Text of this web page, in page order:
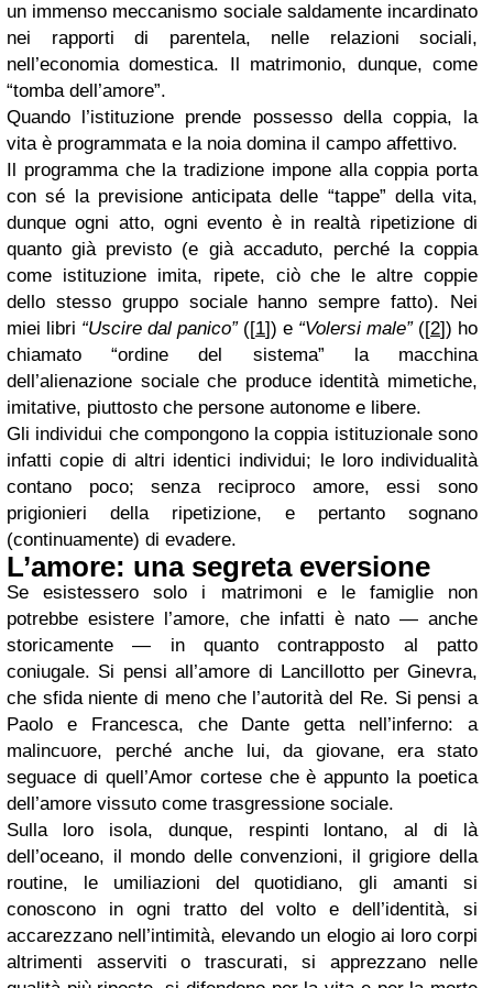
un immenso meccanismo sociale saldamente incardinato
nei rapporti di parentela, nelle relazioni sociali,
nell’economia domestica. Il matrimonio, dunque, come
“tomba dell’amore”.
Quando l’istituzione prende possesso della coppia, la
vita è programmata e la noia domina il campo affettivo.
Il programma che la tradizione impone alla coppia porta
con sé la previsione anticipata delle “tappe” della vita,
dunque ogni atto, ogni evento è in realtà ripetizione di
quanto già previsto (e già accaduto, perché la coppia
come istituzione imita, ripete, ciò che le altre coppie
dello stesso gruppo sociale hanno sempre fatto). Nei
miei libri “Uscire dal panico”([1]) e “Volersi male”([2]) ho
chiamato “ordine del sistema” la macchina
dell’alienazione sociale che produce identità mimetiche,
imitative, piuttosto che persone autonome e libere.
Gli individui che compongono la coppia istituzionale sono
infatti copie di altri identici individui; le loro individualità
contano poco; senza reciproco amore, essi sono
prigionieri della ripetizione, e pertanto sognano
(continuamente) di evadere.
L’amore: una segreta eversione
Se esistessero solo i matrimoni e le famiglie non
potrebbe esistere l’amore, che infatti è nato — anche
storicamente — in quanto contrapposto al patto
coniugale. Si pensi all’amore di Lancillotto per Ginevra,
che sfida niente di meno che l’autorità del Re. Si pensi a
Paolo e Francesca, che Dante getta nell’inferno: a
malincuore, perché anche lui, da giovane, era stato
seguace di quell’Amor cortese che è appunto la poetica
dell’amore vissuto come trasgressione sociale.
Sulla loro isola, dunque, respinti lontano, al di là
dell’oceano, il mondo delle convenzioni, il grigiore della
routine, le umiliazioni del quotidiano, gli amanti si
conoscono in ogni tratto del volto e dell’identità, si
accarezzano nell’intimità, elevando un elogio ai loro corpi
altrimenti asserviti o trascurati, si apprezzano nelle